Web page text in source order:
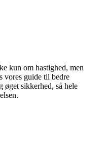
kun om hastighed, men
vores guide til bedre
øget sikkerhed, så hele